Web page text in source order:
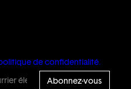
de confidentialité.